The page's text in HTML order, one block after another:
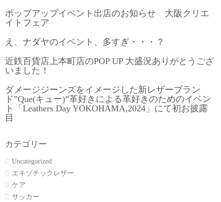
ポップアップイベント出店のお知らせ 大阪クリエ
イトフェア
え、ナダヤのイベント、多すぎ・・・？
近鉄百貨店上本町店のPOP UP 大盛況ありがとうござ
いました！
ダメージジーンズをイメージした新レザーブラン
ド”Que(キュー)”革好きによる革好きのためのイベン
ト「Leathers Day YOKOHAMA,2024」にて初お披露
目
カテゴリー
Uncategorized
エキゾチックレザー
ケア
サッカー